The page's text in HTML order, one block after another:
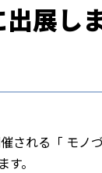
展しま
される「 モノ
。